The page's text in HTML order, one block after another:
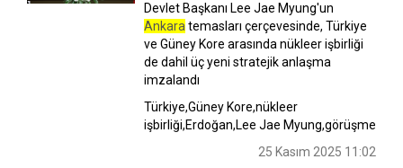
Devlet Başkanı Lee Jae Myung'un
Ankara temasları çerçevesinde, Türkiye
ve Güney Kore arasında nükleer işbirliği
de dahil üç yeni stratejik anlaşma
imzalandı
Türkiye,Güney Kore,nükleer
işbirliği,Erdoğan,Lee Jae Myung,görüşme
25 Kasım 2025 11:02